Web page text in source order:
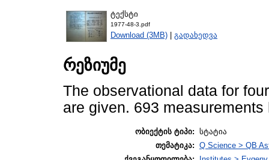
ტექსტი
1977-48-3.pdf
Download (3MB) | გადახედვა
რეზიუმე
The observational data for
are given. 693
ობიექტის ტიპი: სტატია
თემატიკა: Q Science > QB